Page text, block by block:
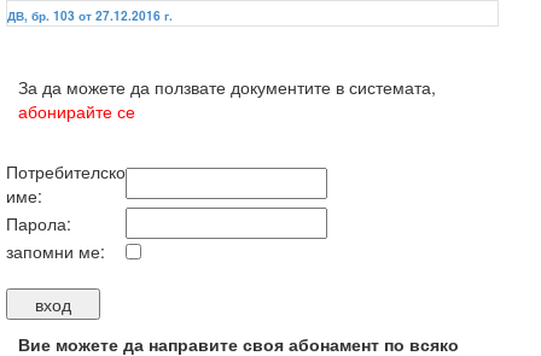
ДВ, бр. 103 от 27.12.2016 г.
За да можете да ползвате документите в системата,
абонирайте се
Потребителско
име:
Парола:
запомни ме:
Вие можете да направите своя абонамент по всяко